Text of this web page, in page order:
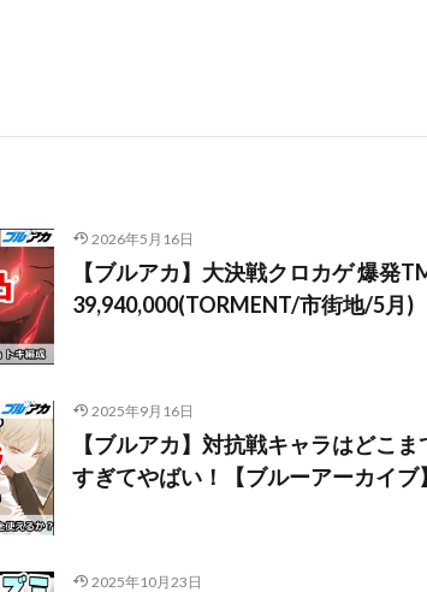
2026年5月16日
【ブルアカ】大決戦クロカゲ 爆発
39,940,000(TORMENT/市街地/5月)
2025年9月16日
【ブルアカ】対抗戦キャラはどこ
すぎてやばい！【ブルーアーカイブ】
2025年10月23日